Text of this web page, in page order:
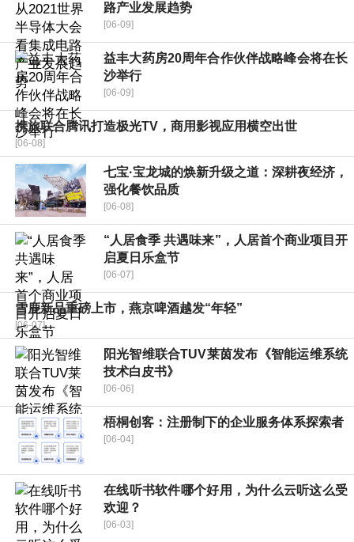
路产业发展趋势
[06-09]
益丰大药房20周年合作伙伴战略峰会将在长
沙举行
[06-09]
携旅联合腾讯打造极光TV，商用影视应用横空出世
[06-08]
七宝·宝龙城的焕新升级之道：深耕夜经济，
强化餐饮品质
[06-08]
“人居食季 共遇味来”，人居首个商业项目开
启夏日乐盒节
[06-07]
雪鹿新品重磅上市，燕京啤酒越发“年轻”
[06-07]
阳光智维联合TUV莱茵发布《智能运维系统
技术白皮书》
[06-06]
梧桐创客：注册制下的企业服务体系探索者
[06-04]
在线听书软件哪个好用，为什么云听这么受
欢迎？
[06-03]